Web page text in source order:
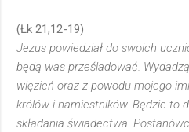
(Łk 21,12-19)
Jezus powiedział do swoich
będą was prześladować.
więzień oraz z powodu mojego
królów i namiestników. Będzie to
składania świadectwa.